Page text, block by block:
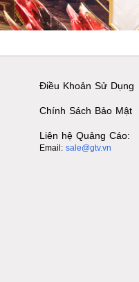
Điều Khoản Sử Dụng
Chính Sách Bảo Mật
Liên hệ Quảng Cáo:
Email: sale@gtv.vn